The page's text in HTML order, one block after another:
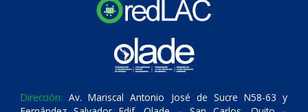
Dirección: Av. Mariscal Antonio José de Sucre N58-63 y